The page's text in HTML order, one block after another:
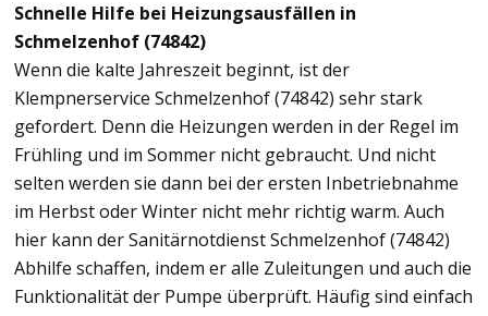
Schnelle Hilfe bei Heizungsausfällen in
Schmelzenhof (74842)
Wenn die kalte Jahreszeit beginnt, ist der
Klempnerservice Schmelzenhof (74842) sehr stark
gefordert. Denn die Heizungen werden in der Regel im
Frühling und im Sommer nicht gebraucht. Und nicht
selten werden sie dann bei der ersten Inbetriebnahme
im Herbst oder Winter nicht mehr richtig warm. Auch
hier kann der Sanitärnotdienst Schmelzenhof (74842)
Abhilfe schaffen, indem er alle Zuleitungen und auch die
Funktionalität der Pumpe überprüft. Häufig sind einfach